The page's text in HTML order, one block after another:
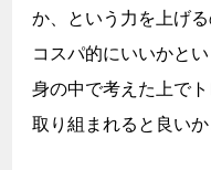
か、という力を上げ
コスパ的にいいかと
身の中で考えた上で
取り組まれると良いか